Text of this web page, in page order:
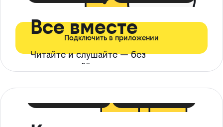
Все вместе
Читайте и слушайте — без
ограничений*
Подключить в приложении